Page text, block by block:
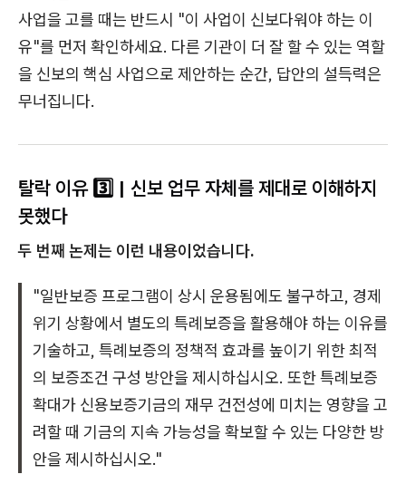
사업을 고를 때는 반드시 "이 사업이 신보다워야 하는 이
유"를 먼저 확인하세요. 다른 기관이 더 잘 할 수 있는 역할
을 신보의 핵심 사업으로 제안하는 순간, 답안의 설득력은
무너집니다.
탈락 이유 3️⃣ | 신보 업무 자체를 제대로 이해하지
못했다
두 번째 논제는 이런 내용이었습니다.
"일반보증 프로그램이 상시 운용됨에도 불구하고, 경제
위기 상황에서 별도의 특례보증을 활용해야 하는 이유를
기술하고, 특례보증의 정책적 효과를 높이기 위한 최적
의 보증조건 구성 방안을 제시하십시오. 또한 특례보증
확대가 신용보증기금의 재무 건전성에 미치는 영향을 고
려할 때 기금의 지속 가능성을 확보할 수 있는 다양한 방
안을 제시하십시오."